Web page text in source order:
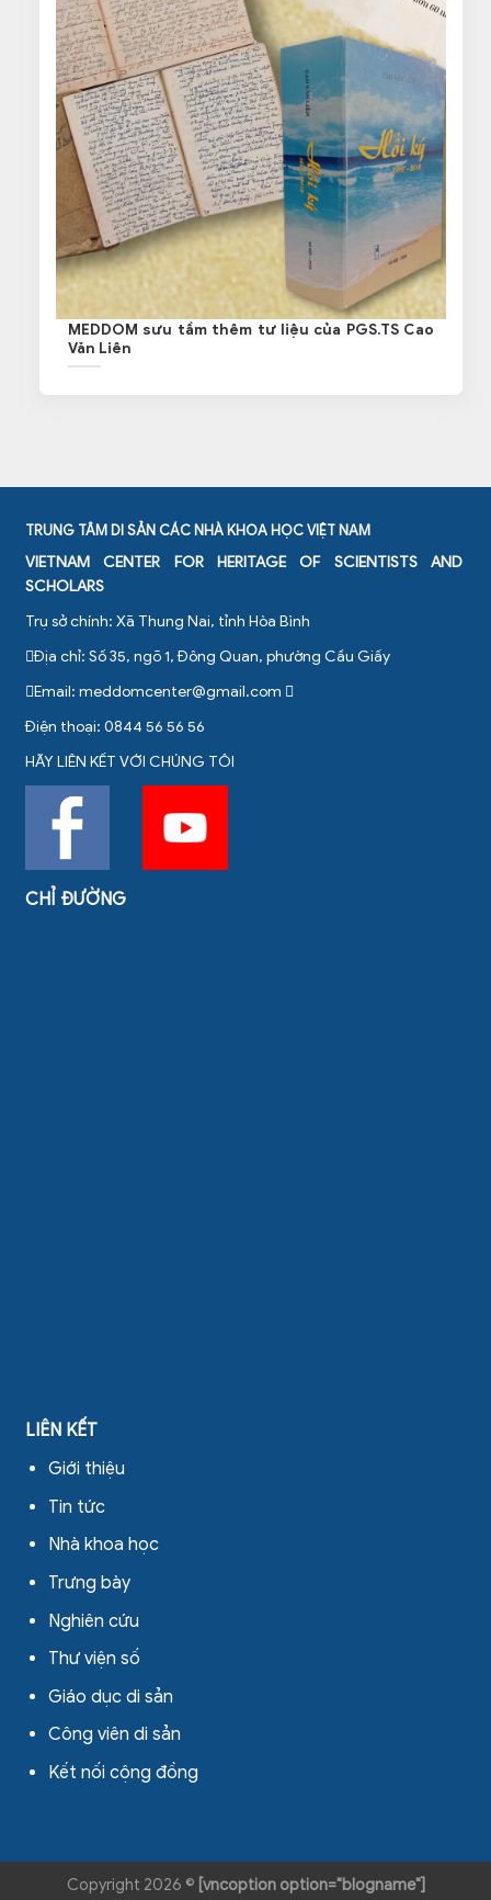
MEDDOM sưu tầm thêm tư liệu của PGS.TS Cao
Văn Liên
TRUNG TÂM DI SẢN CÁC NHÀ KHOA HỌC VIỆT NAM
VIETNAM CENTER FOR HERITAGE OF SCIENTISTS AND
SCHOLARS
Trụ sở chính: Xã Thung Nai, tỉnh Hòa Bình
Địa chỉ: Số 35, ngõ 1, Đông Quan, phường Cầu Giấy
Email: meddomcenter@gmail.com
Điện thoại: 0844 56 56 56
HÃY LIÊN KẾT VỚI CHÚNG TÔI
CHỈ ĐƯỜNG
LIÊN KẾT
Giới thiệu
Tin tức
Nhà khoa học
Trưng bày
Nghiên cứu
Thư viện số
Giáo dục di sản
Công viên di sản
Kết nối cộng đồng
Copyright 2026 © [vncoption option="blogname"]